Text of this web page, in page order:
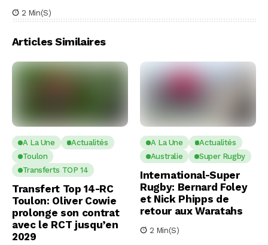
2 Min(s)
Articles Similaires
A La Une
Actualités
Toulon
Transferts TOP 14
Transfert Top 14-RC
Toulon: Oliver Cowie
prolonge son contrat
avec le RCT jusqu’en
2029
A La Une
Actualités
Australie
Super Rugby
International-Super
Rugby: Bernard Foley
et Nick Phipps de
retour aux Waratahs
2 Min(s)